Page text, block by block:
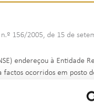
156/2005, de 15 de
endereçou à Entidade
ocorridos em posto
legalmente previsto, o
na alínea a) do n.º 1